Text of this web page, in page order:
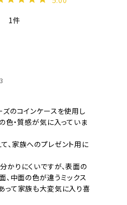
1
のコインケースを使用し
色・質感が気に入っていま
、家族へのプレゼント用に
かりにくいですが、表面の
、中面の色が違うミックス
って家族も大変気に入り喜